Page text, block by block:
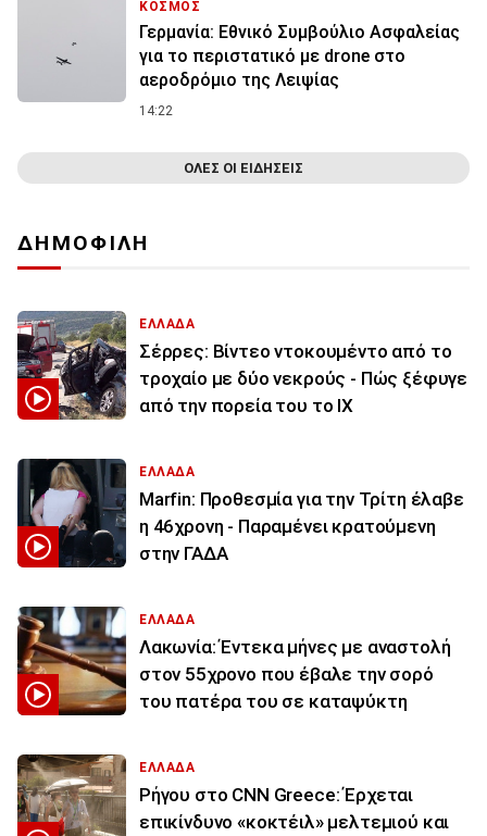
ΚΟΣΜΟΣ
Γερμανία: Εθνικό Συμβούλιο Ασφαλείας
για το περιστατικό με drone στο
αεροδρόμιο της Λειψίας
14:22
ΟΛΕΣ ΟΙ ΕΙΔΗΣΕΙΣ
ΔΗΜΟΦΙΛΗ
ΕΛΛΑΔΑ
Σέρρες: Βίντεο ντοκουμέντο από το
τροχαίο με δύο νεκρούς - Πώς ξέφυγε
από την πορεία του το ΙΧ
ΕΛΛΑΔΑ
Marfin: Προθεσμία για την Τρίτη έλαβε
η 46χρονη - Παραμένει κρατούμενη
στην ΓΑΔΑ
ΕΛΛΑΔΑ
Λακωνία: Έντεκα μήνες με αναστολή
στον 55χρονο που έβαλε την σορό
του πατέρα του σε καταψύκτη
ΕΛΛΑΔΑ
Ρήγου στο CNN Greece: Έρχεται
επικίνδυνο «κοκτέιλ» μελτεμιού και